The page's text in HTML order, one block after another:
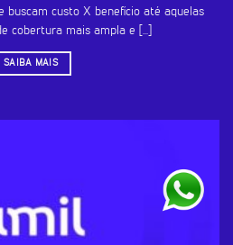
buscam custo X benefício até aquelas
cobertura mais ampla e [...]
SAIBA MAIS